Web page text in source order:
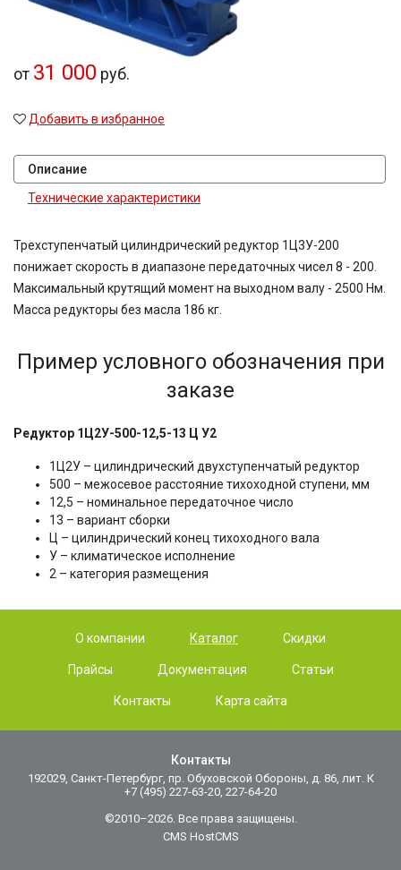
от 31 000 руб.
Добавить в избранное
Описание
Технические характеристики
Трехступенчатый цилиндрический редуктор 1Ц3У-200
понижает скорость в диапазоне передаточных чисел 8 - 200.
Максимальный крутящий момент на выходном валу - 2500 Нм.
Масса редукторы без масла 186 кг.
Пример условного обозначения при
заказе
Редуктор 1Ц2У-500-12,5-13 Ц У2
1Ц2У – цилиндрический двухступенчатый редуктор
500 – межосевое расстояние тихоходной ступени, мм
12,5 – номинальное передаточное число
13 – вариант сборки
Ц – цилиндрический конец тихоходного вала
У – климатическое исполнение
2 – категория размещения
О компании Каталог Скидки
Прайсы Документация Статьи
Контакты Карта сайта
Контакты
192029, Санкт-Петербург, пр. Обуховской Обороны, д. 86, лит. К
+7 (495) 227-63-20, 227-64-20
©2010–2026. Все права защищены.
CMS HostCMS